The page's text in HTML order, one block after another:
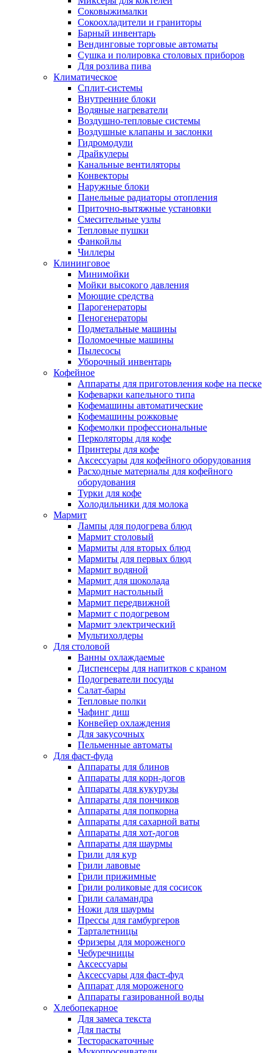
Соковыжималки
Сокоохладители и граниторы
Барный инвентарь
Вендинговые торговые автоматы
Сушка и полировка столовых приборов
Для розлива пива
Климатическое
Сплит-системы
Внутренние блоки
Водяные нагреватели
Воздушно-тепловые системы
Воздушные клапаны и заслонки
Гидромодули
Драйкулеры
Канальные вентиляторы
Конвекторы
Наружные блоки
Панельные радиаторы отопления
Приточно-вытяжные установки
Смесительные узлы
Тепловые пушки
Фанкойлы
Чиллеры
Клининговое
Минимойки
Мойки высокого давления
Моющие средства
Парогенераторы
Пеногенераторы
Подметальные машины
Поломоечные машины
Пылесосы
Уборочный инвентарь
Кофейное
Аппараты для приготовления кофе на песке
Кофеварки капельного типа
Кофемашины автоматические
Кофемашины рожковые
Кофемолки профессиональные
Перколяторы для кофе
Принтеры для кофе
Аксессуары для кофейного оборудования
Расходные материалы для кофейного
оборудования
Турки для кофе
Холодильники для молока
Мармит
Лампы для подогрева блюд
Мармит столовый
Мармиты для вторых блюд
Мармиты для первых блюд
Мармит водяной
Мармит для шоколада
Мармит настольный
Мармит передвижной
Мармит с подогревом
Мармит электрический
Мультихолдеры
Для столовой
Ванны охлаждаемые
Диспенсеры для напитков с краном
Подогреватели посуды
Салат-бары
Тепловые полки
Чафинг диш
Конвейер охлаждения
Для закусочных
Пельменные автоматы
Для фаст-фуда
Аппараты для блинов
Аппараты для корн-догов
Аппараты для кукурузы
Аппараты для пончиков
Аппараты для попкорна
Аппараты для сахарной ваты
Аппараты для хот-догов
Аппараты для шаурмы
Грили для кур
Грили лавовые
Грили прижимные
Грили роликовые для сосисок
Грили саламандра
Ножи для шаурмы
Прессы для гамбургеров
Тарталетницы
Фризеры для мороженого
Чебуречницы
Аксессуары
Аксессуары для фаст-фуд
Аппарат для мороженого
Аппараты газированной воды
Хлебопекарное
Для замеса текста
Для пасты
Тестораскаточные